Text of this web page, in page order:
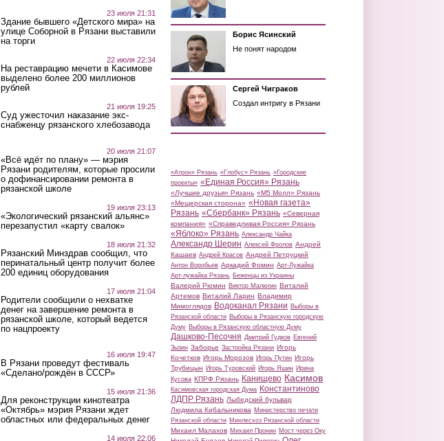
23 июля 21:31
Здание бывшего «Детского мира» на
улице Соборной в Рязани выставили
на торги
22 июля 22:34
На реставрацию мечети в Касимове
выделено более 200 миллионов
рублей
21 июля 19:25
Суд ужесточил наказание экс-
снабженцу рязанского хлебозавода
20 июля 21:07
«Всё идёт по плану» — мэрия
Рязани родителям, которые просили
о дофинансировании ремонта в
рязанской школе
19 июля 23:13
«Экологический рязанский альянс»
перезапустил «карту свалок»
18 июля 21:32
Рязанский Минздрав сообщил, что
перинатальный центр получит более
200 единиц оборудования
17 июля 21:04
Родители сообщили о нехватке
денег на завершение ремонта в
рязанской школе, который ведется
по нацпроекту
16 июля 19:47
В Рязани проведут фестиваль
«Сделано/рождён в СССР»
15 июля 21:36
Для реконструкции кинотеатра
«Октябрь» мэрия Рязани ждет
областных или федеральных денег
14 июля 22:06
Борис Ясинский
Не понят народом
Сергей Чиграков
Создал интригу в Рязани
«Атрон» Рязань «Глобус» Рязань «Городские
проекты» «Единая Россия» Рязань
«Лучшие друзья» Рязань «М5 Молл» Рязань
«Мещерская сторона» «Новая газета»
Рязань «Сбербанк» Рязань «Северная
компания» «Справедливая Россия» Рязань
«Яблоко» Рязань Александр Чайка
Александр Шерин Алексей Фролов Андрей
Кашаев Андрей Красов Андрей Петруцкий
Антон Воробьев Аркадий Фомин Арт-Лужайка
Арт-лужайка Рязань Беженцы из Украины
Валерий Рюмин Виктор Малюгин Виталий
Артемов Виталий Ларин Владимир
Мимоглядов Водоканал Рязани Выборы в
Рязанской области Выборы в Рязанскую городскую
Думу Выборы в Рязанскую областную Думу
Дашково-Песочня Дмитрий Гудков Евгений
Зызин Заборье Застройка Рязани Игорь
Кочетков Игорь Морозов Игорь Путин Игорь
Трубицын Игорь Туровский Игорь Яшин Ирина
Кусова КПРФ Рязань Канищево Касимов
Касимовская городская Дума Константиново
ЛДПР Рязань Лыбедский бульвар
Людмила Кибальникова Министерство печати
Рязанской области Минлесхоз Рязанской области
Михаил Малахов Михаил Пронин Мост через Оку